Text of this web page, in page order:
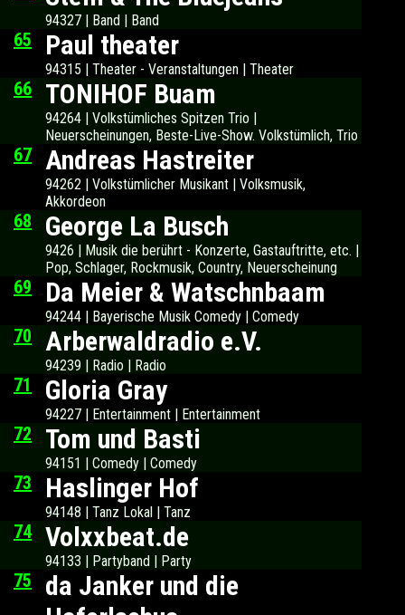
94327 | Band | Band
65 Paul theater
94315 | Theater - Veranstaltungen | Theater
66 TONIHOF Buam
94264 | Volkstümliches Spitzen Trio |
Neuerscheinungen, Beste-Live-Show. Volkstümlich, Trio
67 Andreas Hastreiter
94262 | Volkstümlicher Musikant | Volksmusik,
Akkordeon
68 George La Busch
9426 | Musik die berührt - Konzerte, Gastauftritte, etc. |
Pop, Schlager, Rockmusik, Country, Neuerscheinung
69 Da Meier & Watschnbaam
94244 | Bayerische Musik Comedy | Comedy
70 Arberwaldradio e.V.
94239 | Radio | Radio
71 Gloria Gray
94227 | Entertainment | Entertainment
72 Tom und Basti
94151 | Comedy | Comedy
73 Haslinger Hof
94148 | Tanz Lokal | Tanz
74 Volxxbeat.de
94133 | Partyband | Party
75
da Janker und die